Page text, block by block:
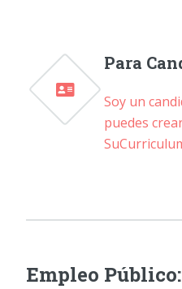
Para
Soy un
puedes
Empleo Público: